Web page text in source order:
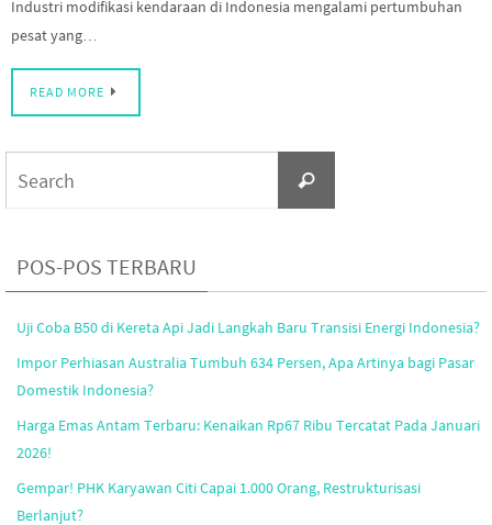
Industri modifikasi kendaraan di Indonesia mengalami pertumbuhan
pesat yang…
READ MORE
Search
POS-POS TERBARU
Uji Coba B50 di Kereta Api Jadi Langkah Baru Transisi Energi Indonesia?
Impor Perhiasan Australia Tumbuh 634 Persen, Apa Artinya bagi Pasar
Domestik Indonesia?
Harga Emas Antam Terbaru: Kenaikan Rp67 Ribu Tercatat Pada Januari
2026!
Gempar! PHK Karyawan Citi Capai 1.000 Orang, Restrukturisasi
Berlanjut?